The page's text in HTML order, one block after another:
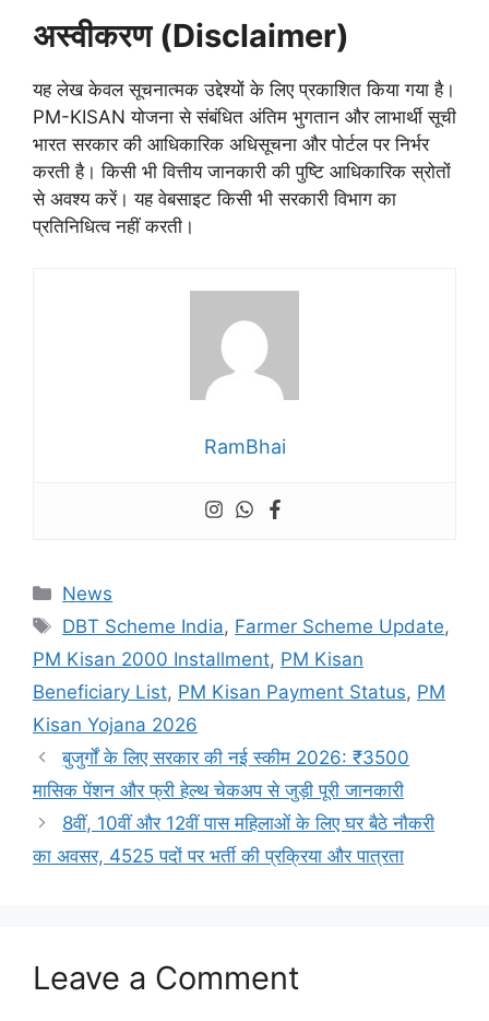
अस्वीकरण (Disclaimer)
यह लेख केवल सूचनात्मक उद्देश्यों के लिए प्रकाशित किया गया है।
PM-KISAN योजना से संबंधित अंतिम भुगतान और लाभार्थी सूची
भारत सरकार की आधिकारिक अधिसूचना और पोर्टल पर निर्भर
करती है। किसी भी वित्तीय जानकारी की पुष्टि आधिकारिक स्रोतों
से अवश्य करें। यह वेबसाइट किसी भी सरकारी विभाग का
प्रतिनिधित्व नहीं करती।
RamBhai
Categories
News
Tags
DBT Scheme India, Farmer Scheme Update,
PM Kisan 2000 Installment, PM Kisan
Beneficiary List, PM Kisan Payment Status, PM
Kisan Yojana 2026
बुजुर्गों के लिए सरकार की नई स्कीम 2026: ₹3500
मासिक पेंशन और फ्री हेल्थ चेकअप से जुड़ी पूरी जानकारी
8वीं, 10वीं और 12वीं पास महिलाओं के लिए घर बैठे नौकरी
का अवसर, 4525 पदों पर भर्ती की प्रक्रिया और पात्रता
Leave a Comment